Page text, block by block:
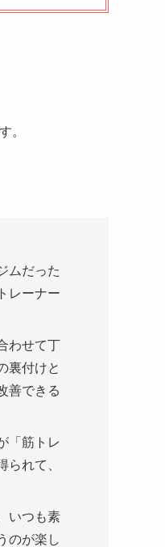
。
ムだった
レーナー
わせて丁
裏付けと
善できる
「筋トレ
れて、
いつも素
のが楽し